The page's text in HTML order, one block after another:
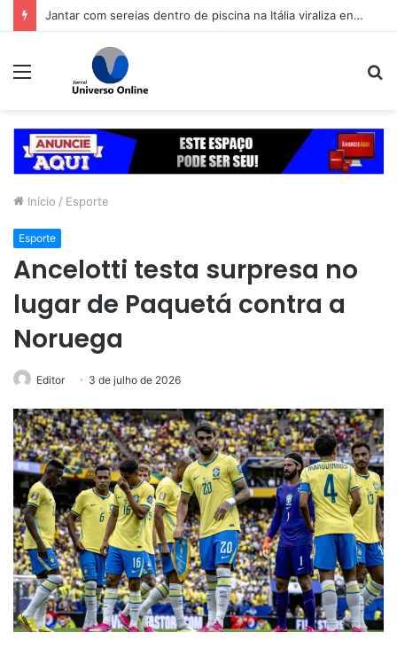
Jantar com sereias dentro de piscina na Itália viraliza entre brasileiros: “ricos são bregas”
Menu
Início / Esporte
Esporte
Ancelotti testa surpresa no
lugar de Paquetá contra a
Noruega
Editor 3 de julho de 2026